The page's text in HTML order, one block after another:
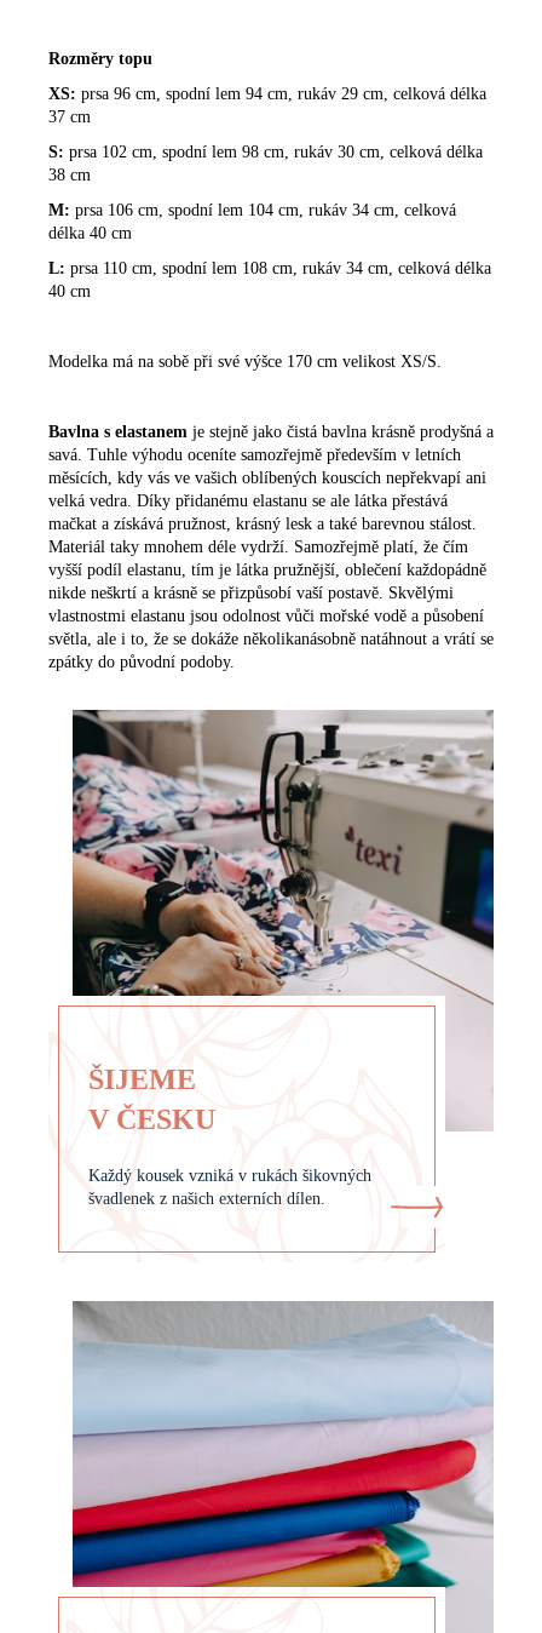
Rozměry topu
XS: prsa 96 cm, spodní lem 94 cm, rukáv 29 cm, celková délka
37 cm
S: prsa 102 cm, spodní lem 98 cm, rukáv 30 cm, celková délka
38 cm
M: prsa 106 cm, spodní lem 104 cm, rukáv 34 cm, celková
délka 40 cm
L: prsa 110 cm, spodní lem 108 cm, rukáv 34 cm, celková délka
40 cm
Modelka má na sobě při své výšce 170 cm velikost XS/S.
Bavlna s elastanem je stejně jako čistá bavlna krásně prodyšná a
savá. Tuhle výhodu oceníte samozřejmě především v letních
měsících, kdy vás ve vašich oblíbených kouscích nepřekvapí ani
velká vedra. Díky přidanému elastanu se ale látka přestává
mačkat a získává pružnost, krásný lesk a také barevnou stálost.
Materiál taky mnohem déle vydrží. Samozřejmě platí, že čím
vyšší podíl elastanu, tím je látka pružnější, oblečení každopádně
nikde neškrtí a krásně se přizpůsobí vaší postavě. Skvělými
vlastnostmi elastanu jsou odolnost vůči mořské vodě a působení
světla, ale i to, že se dokáže několikanásobně natáhnout a vrátí se
zpátky do původní podoby.
ŠIJEME
V ČESKU
Každý kousek vzniká v rukách šikovných
švadlenek z našich externích dílen.